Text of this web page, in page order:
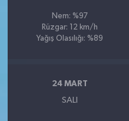
Nem: %97
Rüzgar: 12 km/h
Yağış Olasılığı: %89
24 MART
SALI